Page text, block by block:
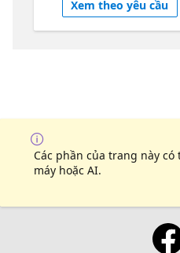
driven collaboration,
and broader
triage, tailored to your
driven sessions:
managers stay
Xem theo yêu cầu
Các phần của trang này
máy hoặc AI.